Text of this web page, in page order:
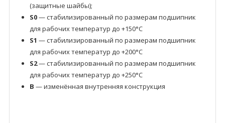
(защитные шайбы);
S0— стабилизированный по размерам подшипник
для рабочих температур до +150°C
S1 — стабилизированный по размерам подшипник
для рабочих температур до +200°C
S2— стабилизированный по размерам подшипник
для рабочих температур до +250°C
B — изменённая внутренняя конструкция